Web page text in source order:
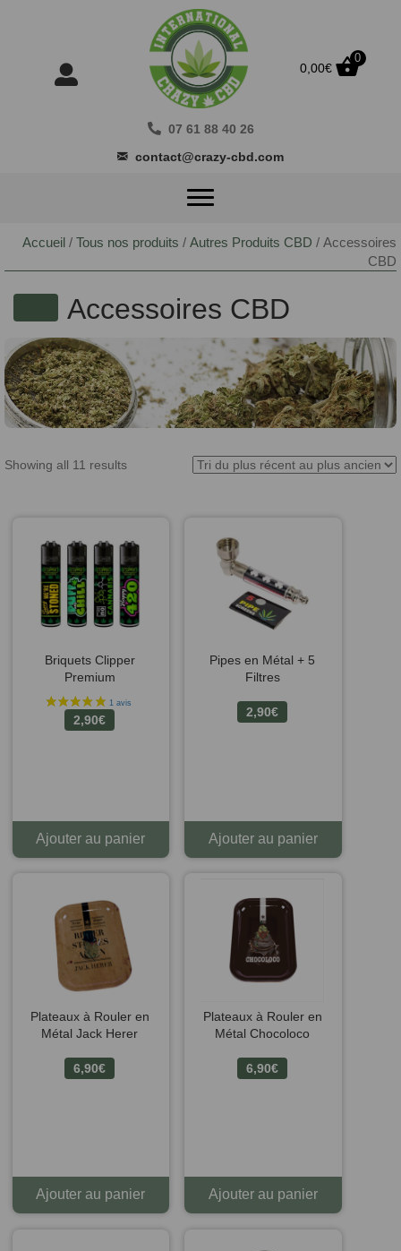
0,00€
0
07 61 88 40 26
contact@crazy-cbd.com
Accueil / Tous nos produits / Autres Produits CBD / Accessoires
CBD
Accessoires CBD
Showing all 11 results
Briquets Clipper
Premium
2,90€
Ajouter au panier
Pipes en Métal + 5
Filtres
2,90€
Ajouter au panier
Plateaux à Rouler en
Métal Jack Herer
6,90€
Ajouter au panier
Plateaux à Rouler en
Métal Chocoloco
6,90€
Ajouter au panier